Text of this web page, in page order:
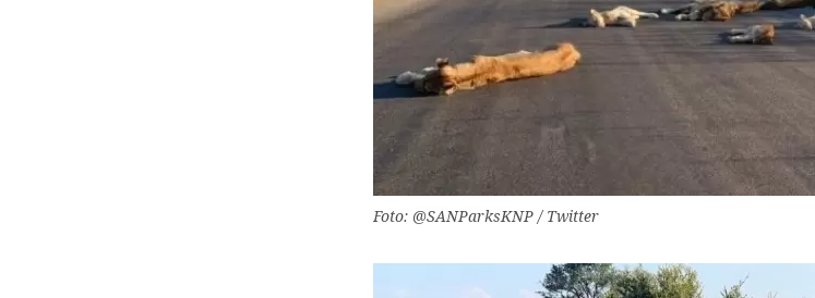
Foto: @SANParksKNP / Twitter